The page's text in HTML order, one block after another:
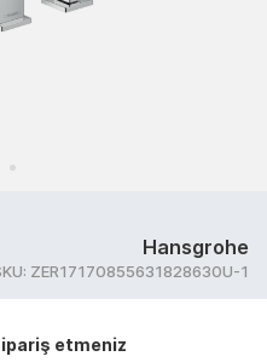
Hansgrohe
ZER17170855631828630U-1
etmeniz